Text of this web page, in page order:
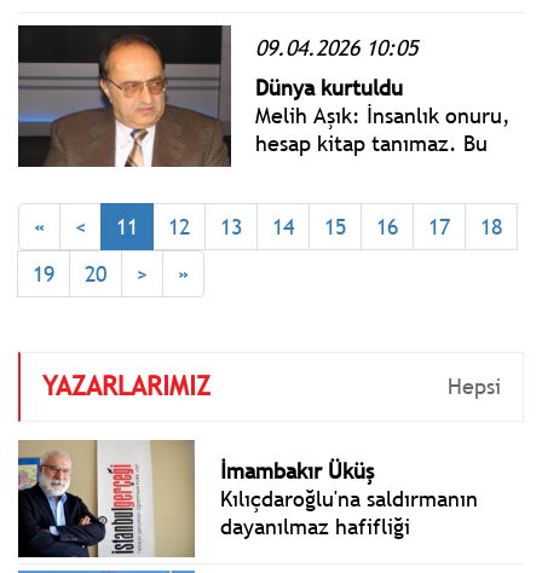
pazar günü tekrar
dahil olmak üzere bölge
çapında bir ateşkes, hapse
atılmasını hızlandıracaktır"
09.04.2026 10:05
Dünya kurtuldu
Melih Aşık: İnsanlık onuru,
hesap kitap tanımaz. Bu
Dünya medeniyetini de
büyük bir yıkımdan
kurtardı. Mutlu sona
« < 11 12 13 14 15 16 17
18
19
20 > »
YAZARLARIMIZ Hepsi
İmambakır Üküş
Kılıçdaroğlu'na saldırmanın
dayanılmaz hafifliği